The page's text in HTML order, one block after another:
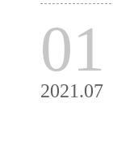
01
2021.07